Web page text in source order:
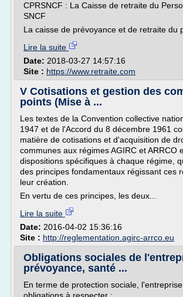
CPRSNCF : La Caisse de retraite du
SNCF
La caisse de prévoyance et de retraite du
Lire la suite
Date: 2018-03-27 14:57:16
Site : https://www.retraite.com
V Cotisations et gestion des
points (Mise à ...
Les textes de la Convention collective
1947 et de l'Accord du 8 décembre 1961
matière de cotisations et d'acquisition de
communes aux régimes AGIRC et ARRCO
dispositions spécifiques à chaque régime,
des principes fondamentaux régissant ces
leur création.
En vertu de ces principes, les deux...
Lire la suite
Date: 2016-04-02 15:36:16
Site : http://reglementation.agirc-arrco.eu
Obligations sociales de
prévoyance, santé ...
En terme de protection sociale,